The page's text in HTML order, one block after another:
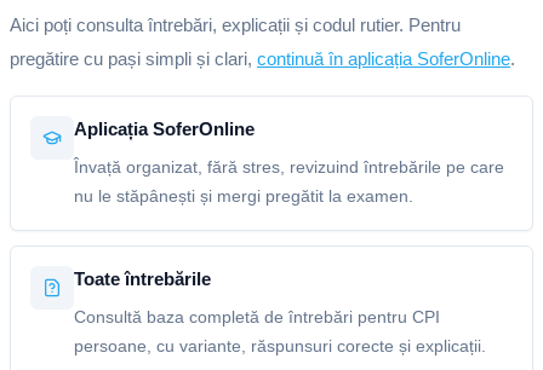
Aici poți consulta întrebări, explicații și codul rutier. Pentru
pregătire cu pași simpli și clari, continuă în aplicația SoferOnline.
Aplicația SoferOnline
Învață organizat, fără stres, revizuind întrebările pe care
nu le stăpânești și mergi pregătit la examen.
Toate întrebările
Consultă baza completă de întrebări pentru CPI
persoane, cu variante, răspunsuri corecte și explicații.